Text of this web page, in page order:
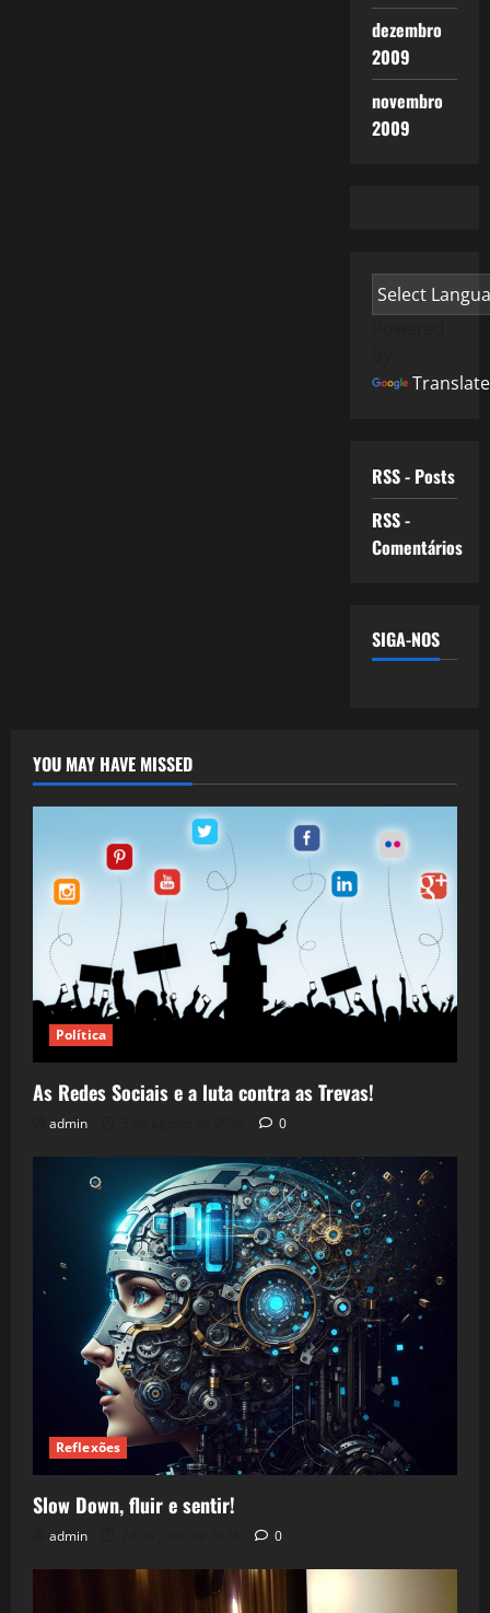
dezembro
2009
novembro
2009
Translate
RSS - Posts
RSS -
Comentários
SIGA-NOS
YOU MAY HAVE MISSED
Política
As Redes Sociais e a luta contra as Trevas!
admin 0
Reflexões
Slow Down, fluir e sentir!
admin 0